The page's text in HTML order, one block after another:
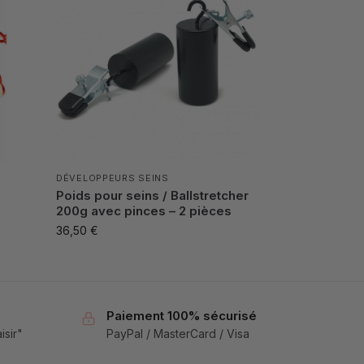
DÉVELOPPEURS SEINS
Poids pour seins / Ballstretcher
200g avec pinces – 2 pièces
36,50€
Paiement 100% sécurisé
PayPal / MasterCard / Visa